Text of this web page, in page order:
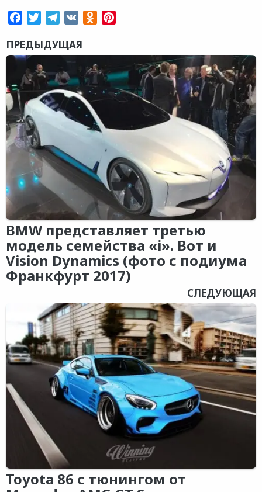
FacebookTwitterTelegram
VK Odnoklassniki
ПРЕДЫДУЩАЯ
BMW представляет третью
модель семейства «i». Вот и
Vision Dynamics (фото с подиума
Франкфурт 2017)
СЛЕДУЮЩАЯ
Toyota 86 с тюнингом от